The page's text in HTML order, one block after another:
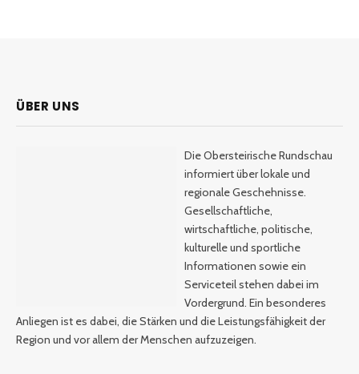
ÜBER UNS
Die Obersteirische Rundschau
informiert über lokale und
regionale Geschehnisse.
Gesellschaftliche,
wirtschaftliche, politische,
kulturelle und sportliche
Informationen sowie ein
Serviceteil stehen dabei im
Vordergrund. Ein besonderes
Anliegen ist es dabei, die Stärken und die Leistungsfähigkeit der
Region und vor allem der Menschen aufzuzeigen.